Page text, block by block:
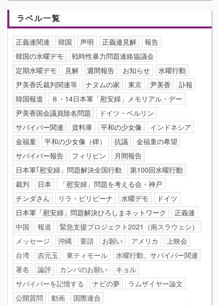
ラベル一覧
正義連関連 韓国 声明 正義連見解
報告
韓国の水曜デモ
戦時性暴力問題連絡協議会
定期水曜デモ
見解 週間報告 お知らせ
水曜行動
尹美香氏裁判関連等
ナヌムの家 東京 尹美香
訃報
韓国報道
８・14日本軍「慰安婦」メモリアル・デー
尹美香国会議員除名問題
ドイツ・ベルリン
サバイバー関連
資料庫 平和の少女像
インドネシア
金福童
平和の少女像（碑） 抗議
金福童の希望
サバイバー報告
フィリピン
月間報告
日本軍｢慰安婦」問題解決全国行動
第100回水曜行動
裁判
日本
「慰安婦」問題を考える会・神戸
チンダさん
リラ・ピリピーナ 水曜デモ
ドイツ
日本軍「慰安婦」問題解決ひろしまネットワーク
正義連
中国
報道
緊急支援プロジェクト2021（南スラウェシ）
メッセージ
沖縄 要請 お願い アメリカ
上映会
台湾
吉元玉 東ティモール
水曜行動、サバイバー関連
署名
論評 カンパのお願い
キョル
サバイバーを記憶する
ナビの夢
ラムザイヤー論文
公開質問
動画
国際連合